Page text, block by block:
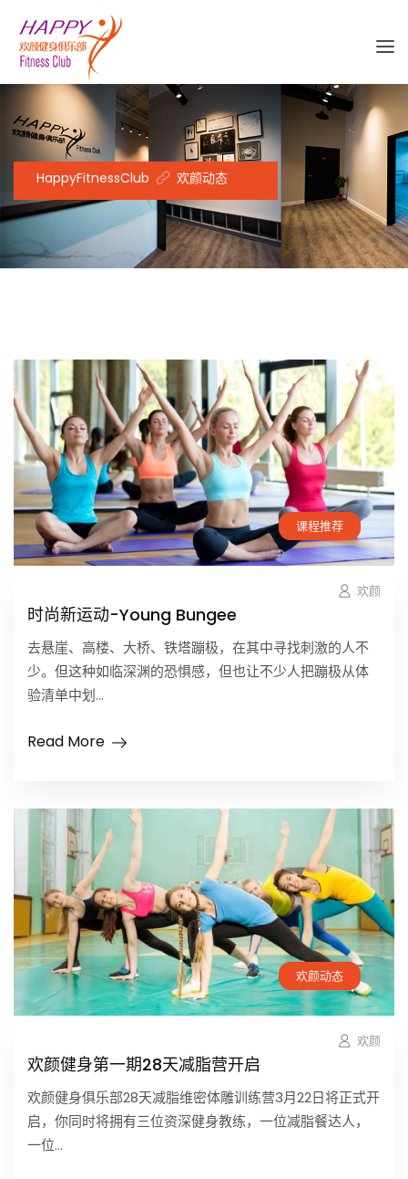
HappyFitnessClub 欢颜动态
课程推荐
欢颜
时尚新运动-Young Bungee
去悬崖、高楼、大桥、铁塔蹦极，在其中寻找刺激的人不
少。但这种如临深渊的恐惧感，但也让不少人把蹦极从体
验清单中划...
Read More
欢颜动态
欢颜
欢颜健身第一期28天减脂营开启
欢颜健身俱乐部28天减脂维密体雕训练营3月22日将正式开
启，你同时将拥有三位资深健身教练，一位减脂餐达人，
一位...